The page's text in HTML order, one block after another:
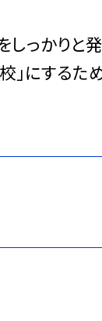
っかりと
」にする